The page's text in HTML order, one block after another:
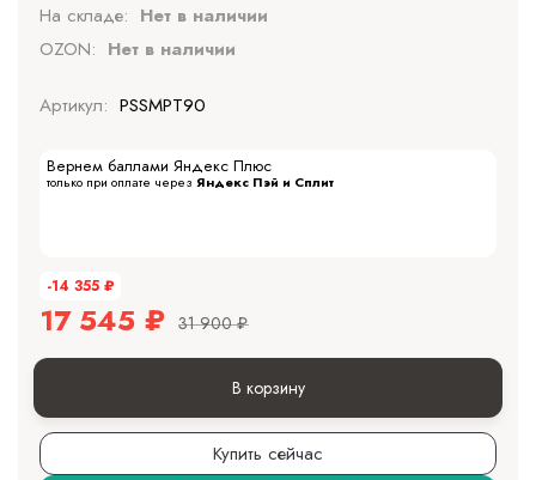
На складе: Нет в наличии
OZON: Нет в наличии
Артикул: PSSMPT90
Вернем баллами Яндекс Плюс
только при оплате через Яндекс Пэй и Сплит
-14 355 ₽
17 545 ₽ 31 900 ₽
В корзину
Купить сейчас